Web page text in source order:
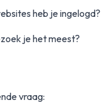
heb je ingelogd?
je het meest?
vraag: